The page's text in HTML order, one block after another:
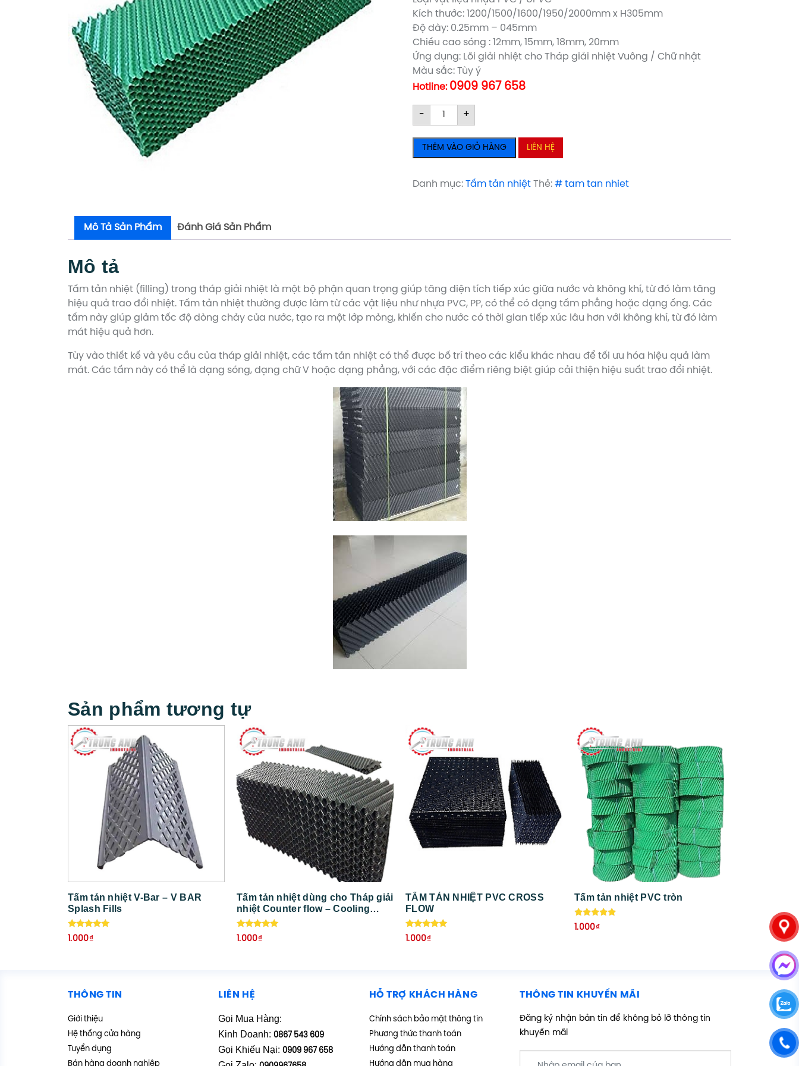
Kích thước: 1200/1500/1600/1950/2000mm x H305mm
Độ dày: 0.25mm – 045mm
Chiều cao sóng : 12mm, 15mm, 18mm, 20mm
Ứng dụng: Lõi giải nhiệt cho Tháp giải nhiệt Vuông / Chữ nhật
Màu sắc: Tùy ý
Hotline: 0909 967 658
TẤM
TẢN
NHIỆT
số
-
TẤM
TẢN
NHIỆT
số
+
THÊM VÀO GIỎ HÀNG LIÊN HỆ
Danh mục:Tấm tản nhiệt Thẻ:# tam tan nhiet
Mô Tả Sản Phẩm Đánh Giá Sản Phẩm
Mô tả
Tấm tản nhiệt (filling) trong tháp giải nhiệt là một bộ phận quan trọng giúp tăng diện tích tiếp xúc giữa nước và không khí, từ đó làm tăng
hiệu quả trao đổi nhiệt. Tấm tản nhiệt thường được làm từ các vật liệu như nhựa PVC, PP, có thể có dạng tấm phẳng hoặc dạng ống. Các
tấm này giúp giảm tốc độ dòng chảy của nước, tạo ra một lớp mỏng, khiến cho nước có thời gian tiếp xúc lâu hơn với không khí, từ đó làm
mát hiệu quả hơn.
Tùy vào thiết kế và yêu cầu của tháp giải nhiệt, các tấm tản nhiệt có thể được bố trí theo các kiểu khác nhau để tối ưu hóa hiệu quả làm
mát. Các tấm này có thể là dạng sóng, dạng chữ V hoặc dạng phẳng, với các đặc điểm riêng biệt giúp cải thiện hiệu suất trao đổi nhiệt.
Sản phẩm tương tự
Tấm tản nhiệt V-Bar – V BAR
Splash Fills
Được xếp
hạng
1.000₫
Tấm tản nhiệt dùng cho Tháp giải
nhiệt Counter flow – Cooling
tower fill Counter flow
Được xếp
hạng
1.000₫
TẤM TẢN NHIỆT PVC CROSS
FLOW
Được xếp
hạng
1.000₫
Tấm tản nhiệt PVC tròn
Được xếp
hạng
1.000₫
THÔNG TIN
Giới thiệu
Hệ thống cửa hàng
Tuyển dụng
Bán hàng doanh nghiệp
LIÊN HỆ
Gọi Mua Hàng:
Kinh Doanh: 0867 543 609
Gọi Khiếu Nại:0909 967 658
HỖ TRỢ KHÁCH HÀNG
Chính sách bảo mật thông tin
Phương thức thanh toán
Hướng dẫn thanh toán
Hướng dẫn mua hàng
THÔNG TIN KHUYẾN MÃI
Đăng ký nhận bản tin để không bỏ lỡ thông tin
khuyến mãi